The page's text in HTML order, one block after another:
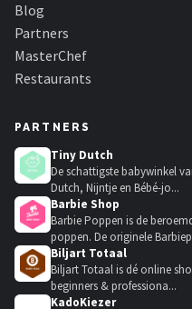
Blog
Partners
MasterChef
Restaurants
PARTNERS
Tiny Dutch
De schattigste babywinkel
Dutch, Nijntje en Bébé-jo...
Barbie Shop
Barbie Poppen is de
poppen. De originele
Biljart Totaal
Biljart Totaal is dé online
beginners & professiona...
KadoKiezer